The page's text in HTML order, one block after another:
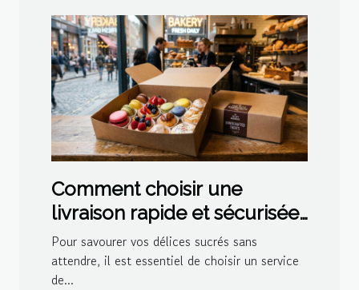
Comment choisir une
livraison rapide et sécurisée
pour vos délices sucrés ?
Pour savourer vos délices sucrés sans
attendre, il est essentiel de choisir un service
de...